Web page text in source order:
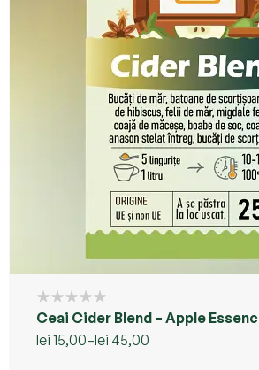
Ceai Cider Blend – Apple
lei 15,00–lei 45,00